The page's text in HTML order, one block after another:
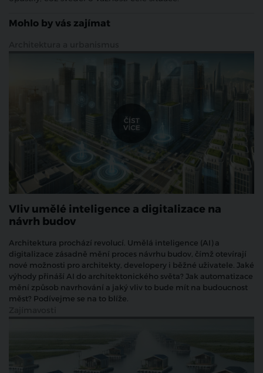
Mohlo by vás zajímat
Vliv umělé inteligence a digitalizace na
návrh budov
Architektura prochází revolucí. Umělá inteligence (AI) a
digitalizace zásadně mění proces návrhu budov, čímž otevírají
nové možnosti pro architekty, developery i běžné uživatele. Jaké
výhody přináší AI do architektonického světa? Jak automatizace
mění způsob navrhování a jaký vliv to bude mít na budoucnost
měst? Podívejme se na to blíže.